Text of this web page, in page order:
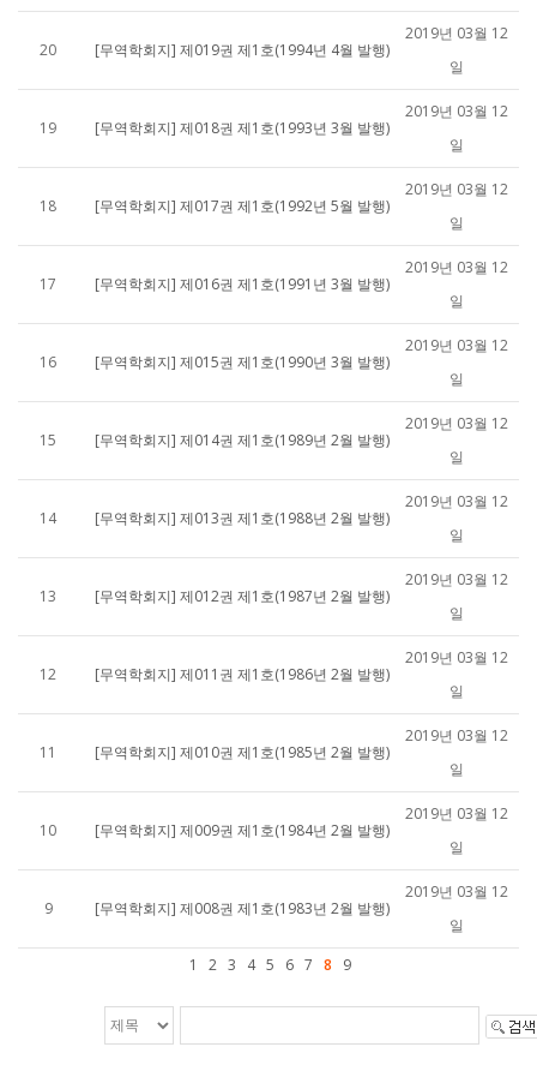
20 [무역학회지] 제019권 제1호(1994년 4월 발행)
2019년 03월 12
일
19 [무역학회지] 제018권 제1호(1993년 3월 발행)
2019년 03월 12
일
18 [무역학회지] 제017권 제1호(1992년 5월 발행)
2019년 03월 12
일
17 [무역학회지] 제016권 제1호(1991년 3월 발행)
2019년 03월 12
일
16 [무역학회지] 제015권 제1호(1990년 3월 발행)
2019년 03월 12
일
15 [무역학회지] 제014권 제1호(1989년 2월 발행)
2019년 03월 12
일
14 [무역학회지] 제013권 제1호(1988년 2월 발행)
2019년 03월 12
일
13 [무역학회지] 제012권 제1호(1987년 2월 발행)
2019년 03월 12
일
12 [무역학회지] 제011권 제1호(1986년 2월 발행)
2019년 03월 12
일
11 [무역학회지] 제010권 제1호(1985년 2월 발행)
2019년 03월 12
일
10 [무역학회지] 제009권 제1호(1984년 2월 발행)
2019년 03월 12
일
9 [무역학회지] 제008권 제1호(1983년 2월 발행)
2019년 03월 12
일
1
2 3 4 5 6 7 8 9